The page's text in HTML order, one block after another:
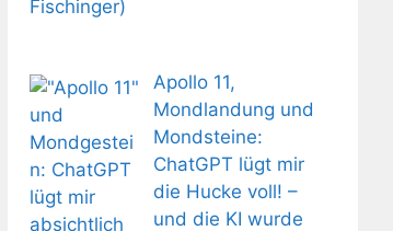
Apollo 11,
Mondlandung und
Mondsteine:
ChatGPT lügt mir
die Hucke voll! –
und die KI wurde